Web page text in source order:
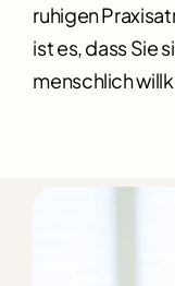
ruhigen
ist es, dass Sie
menschlich